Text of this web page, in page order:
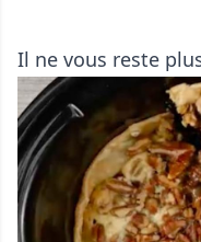
Il ne vous reste